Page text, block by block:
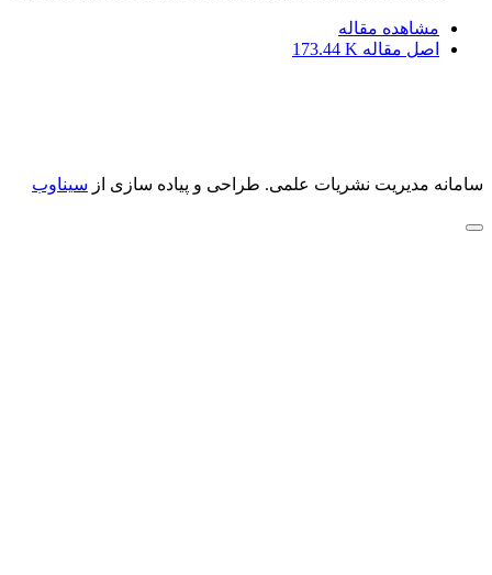
مشاهده مقاله
اصل مقاله 173.44 K
سامانه مدیریت نشریات علمی. طراحی و پیاده سازی از سیناوب